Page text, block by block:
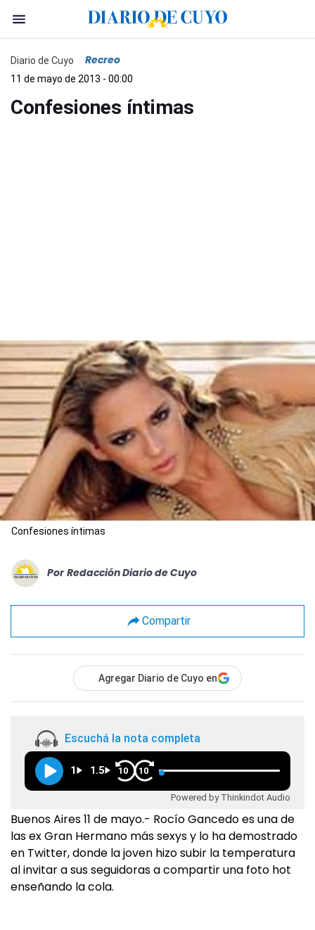
Diario de Cuyo Recreo
11 de mayo de 2013 - 00:00
Confesiones íntimas
Confesiones íntimas
Por Redacción Diario de Cuyo
Compartir
Agregar Diario de Cuyo en
Escuchá la nota completa
1 1.5 10 10
Powered by Thinkindot Audio
Buenos Aires 11 de mayo.- Rocío Gancedo es una de
las ex Gran Hermano más sexys y lo ha demostrado
en Twitter, donde la joven hizo subir la temperatura
al invitar a sus seguidoras a compartir una foto hot
enseñando la cola.